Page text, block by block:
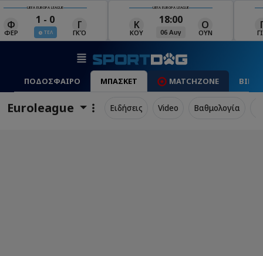
UEFA EUROPA LEAGUE
Κ 18:00
06 Αυγ ΟΥΝ
UEFA EUROPA LEAGUE
ΓΙΑ
19:00
06 Αυγ
Ρ
ΡΈΙ ΜΑΚ
ΠΟΔΟΣΦΑΙΡΟ ΜΠΑΣΚΕΤ MATCHZONE
Euroleague Ειδήσεις Video Βαθμολογία